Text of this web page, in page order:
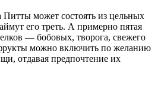
может состоять из цельных
его треть. А примерно пятая
— бобовых, творога, свежего
можно включить по желанию
отдавая предпочтение их